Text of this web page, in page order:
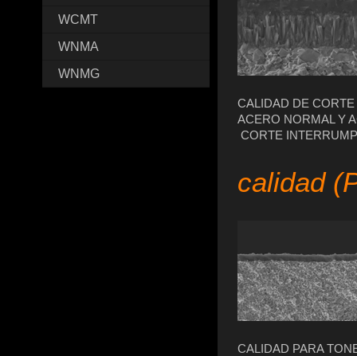
WCMT
WNMA
WNMG
CALIDAD DE
ACERO NORMAL Y
CORTE
calidad
CALIDAD PARA